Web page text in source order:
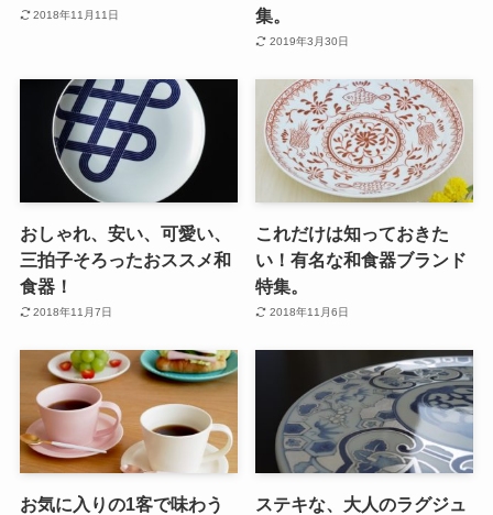
2018年11月11日
集。
2019年3月30日
おしゃれ、安い、可愛い、
三拍子そろったおススメ和
食器！
2018年11月7日
これだけは知っておきた
い！有名な和食器ブランド
特集。
2018年11月6日
お気に入りの1客で味わう
ステキな、大人のラグジュ